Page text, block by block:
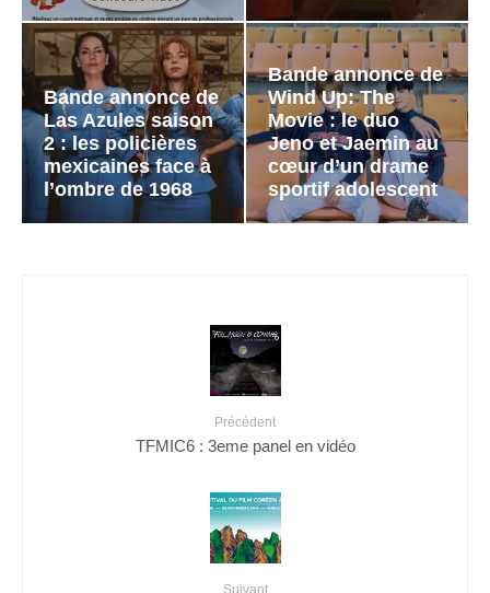
Bande annonce de
Las Azules saison
2 : les policières
mexicaines face à
l’ombre de 1968
Bande annonce de
Wind Up: The
Movie : le duo
Jeno et Jaemin au
cœur d’un drame
sportif adolescent
Précédent
TFMIC6 : 3eme panel en vidéo
Suivant